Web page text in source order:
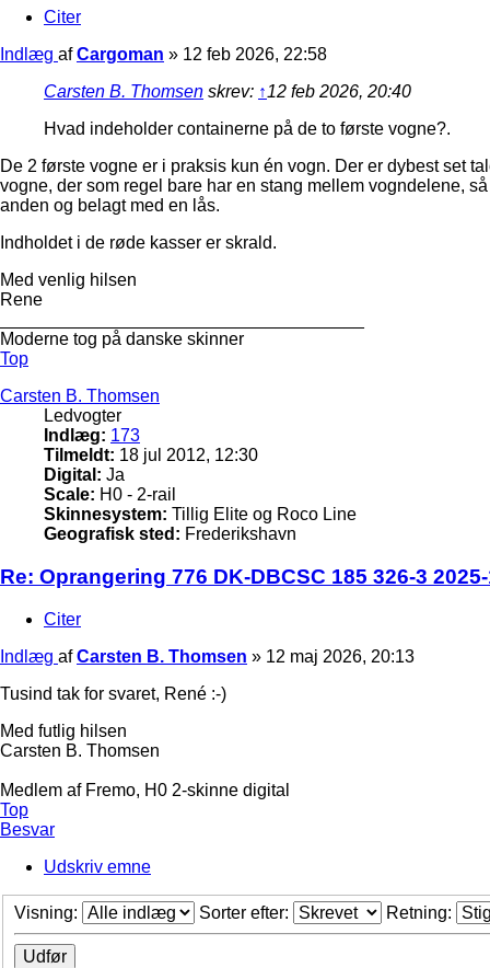
Citer
Indlæg afCargoman » 12 feb 2026, 22:58
Carsten B. Thomsen skrev: ↑12 feb 2026, 20:40
Hvad indeholder containerne på de to første vogne?.
De 2 første vogne er i praksis kun én vogn. Der er dybest set
vogne, der som regel bare har en stang mellem vogndelene,
anden og belagt med en lås.
Indholdet i de røde kasser er skrald.
Med venlig hilsen
Rene
Moderne tog på danske skinner
Top
Carsten B. Thomsen
Ledvogter
Indlæg: 173
Tilmeldt: 18 jul 2012, 12:30
Digital: Ja
Scale: H0 - 2-rail
Skinnesystem: Tillig Elite og Roco Line
Geografisk sted: Frederikshavn
Re: Oprangering 776 DK-DBCSC 185 326-3
Citer
Indlæg afCarsten B. Thomsen » 12 maj 2026, 20:13
Tusind tak for svaret, René :-)
Med futlig hilsen
Carsten B. Thomsen
Medlem af Fremo, H0 2-skinne digital
Top
Besvar
Udskriv emne
Visning: Sorter efter: Retning: